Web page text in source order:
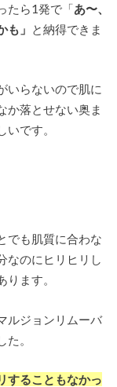
たら1発で「あ〜、
」 と納得できま
いらないので肌に
か落とせない奥ま
です。
でも肌質に合わな
なのにヒリヒリし
ます。
ルジョンリムーバ
。
することもなかっ